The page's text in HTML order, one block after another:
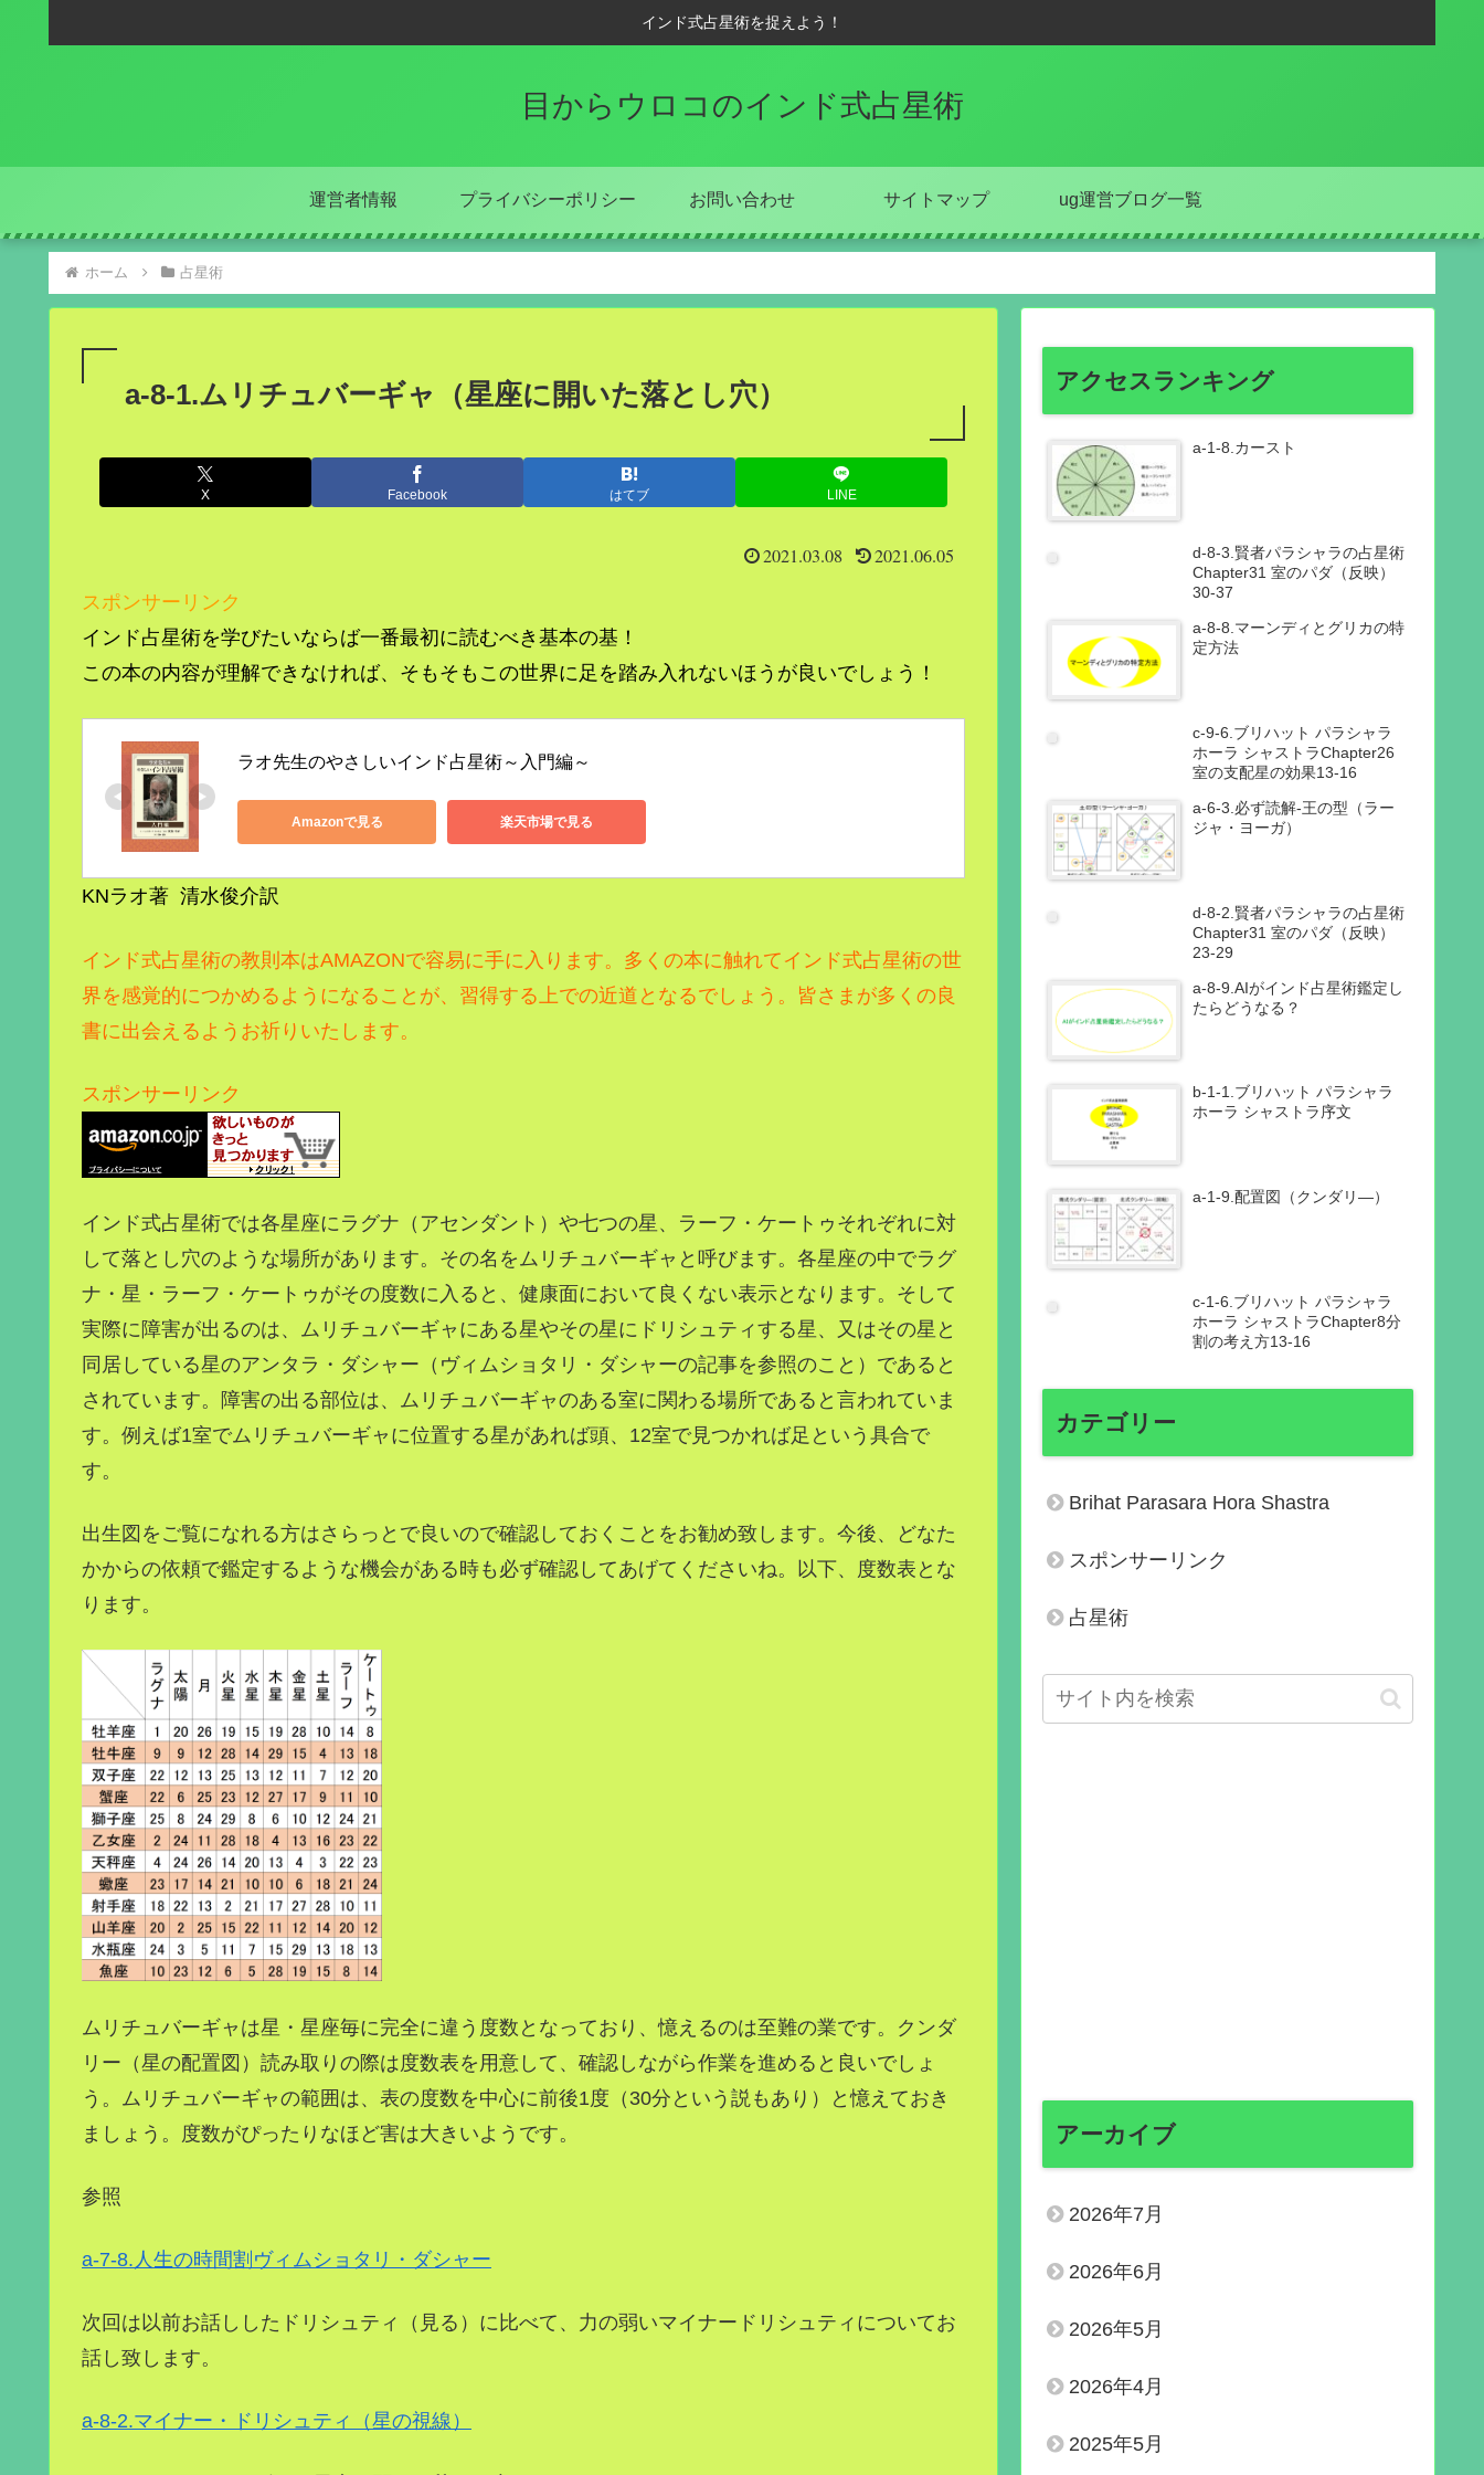
インド式占星術を捉えよう！
目からウロコのインド式占星術
運営者情報 プライバシーポリシー お問い合わせ サイトマップ ug運営ブログ一覧
ホーム 占星術
a-8-1.ムリチュバーギャ（星座に開いた落とし穴）
X Facebook はてブ LINE
2021.03.08 2021.06.05
スポンサーリンク
インド占星術を学びたいならば一番最初に読むべき基本の基！
この本の内容が理解できなければ、そもそもこの世界に足を踏み入れないほうが良いでしょう！
ラオ先生のやさしいインド占星術～入門編～
Amazonで見る 楽天市場で見る
KNラオ著 清水俊介訳
インド式占星術の教則本はAMAZONで容易に手に入ります。 多くの本に触れてインド式占星術の世
界を感覚的につかめるようになることが、習得する上での近道となるでしょう。 皆さまが多くの良
書に出会えるようお祈りいたします。
スポンサーリンク
インド式占星術では各星座にラグナ（アセンダント）や七つの星、ラーフ・ケートゥそれぞれに対
して落とし穴のような場所があります。その名をムリチュバーギャと呼びます。各星座の中でラグ
ナ・星・ラーフ・ケートゥがその度数に入ると、健康面において良くない表示となります。そして
実際に障害が出るのは、ムリチュバーギャにある星やその星にドリシュティする星、又はその星と
同居している星のアンタラ・ダシャー（ヴィムショタリ・ダシャーの記事を参照のこと）であると
されています。障害の出る部位は、ムリチュバーギャのある室に関わる場所であると言われていま
す。例えば1室でムリチュバーギャに位置する星があれば頭、12室で見つかれば足という具合で
す。
出生図をご覧になれる方はさらっとで良いので確認しておくことをお勧め致します。今後、どなた
かからの依頼で鑑定するような機会がある時も必ず確認してあげてくださいね。以下、度数表とな
ります。
ムリチュバーギャは星・星座毎に完全に違う度数となっており、憶えるのは至難の業です。クンダ
リー（星の配置図）読み取りの際は度数表を用意して、確認しながら作業を進めると良いでしょ
う。ムリチュバーギャの範囲は、表の度数を中心に前後1度（30分という説もあり）と憶えておき
ましょう。度数がぴったりなほど害は大きいようです。
参照
a-7-8.人生の時間割ヴィムショタリ・ダシャー
次回は以前お話ししたドリシュティ（見る）に比べて、力の弱いマイナードリシュティについてお
話し致します。
a-8-2.マイナー・ドリシュティ（星の視線）
アクセスランキング
a-1-8.カースト
d-8-3.賢者パラシャラの占星術
Chapter31 室のパダ（反映）
30-37
a-8-8.マーンディとグリカの特
定方法
c-9-6.ブリハット パラシャラ
ホーラ シャストラChapter26
室の支配星の効果13-16
a-6-3.必ず読解-王の型（ラー
ジャ・ヨーガ）
d-8-2.賢者パラシャラの占星術
Chapter31 室のパダ（反映）
23-29
a-8-9.AIがインド占星術鑑定し
たらどうなる？
b-1-1.ブリハット パラシャラ
ホーラ シャストラ序文
a-1-9.配置図（クンダリ―）
c-1-6.ブリハット パラシャラ
ホーラ シャストラChapter8分
割の考え方13-16
カテゴリー
Brihat Parasara Hora Shastra
スポンサーリンク
占星術
アーカイブ
2026年7月
2026年6月
2026年5月
2026年4月
2025年5月